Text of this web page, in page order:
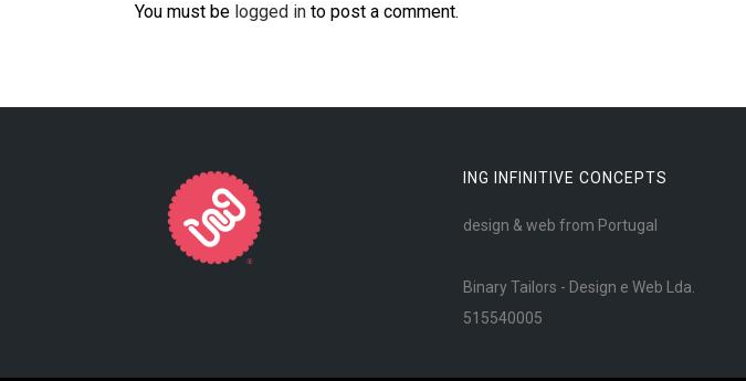
You must be logged in to post a comment.
ING INFINITIVE CONCEPTS
design & web from Portugal
Binary Tailors - Design e Web Lda.
515540005